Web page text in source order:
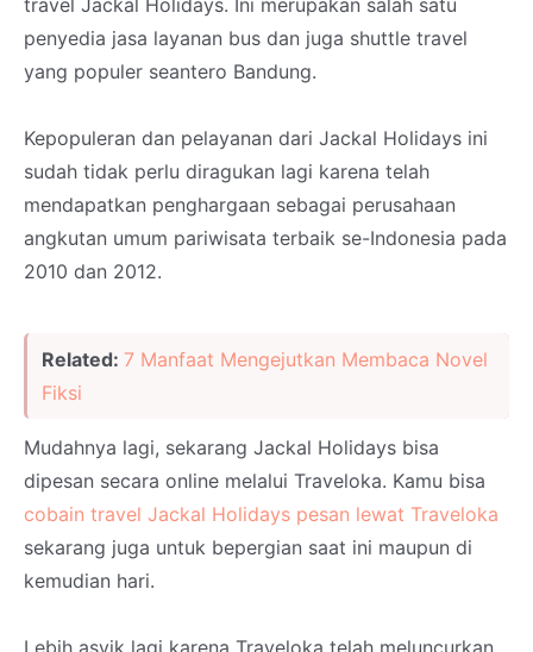
travel Jackal Holidays. Ini merupakan salah satu
penyedia jasa layanan bus dan juga shuttle travel
yang populer seantero Bandung.
Kepopuleran dan pelayanan dari Jackal Holidays ini
sudah tidak perlu diragukan lagi karena telah
mendapatkan penghargaan sebagai perusahaan
angkutan umum pariwisata terbaik se-Indonesia pada
2010 dan 2012.
Related: 7 Manfaat Mengejutkan Membaca Novel
Fiksi
Mudahnya lagi, sekarang Jackal Holidays bisa
dipesan secara online melalui Traveloka. Kamu bisa
cobain travel Jackal Holidays pesan lewat Traveloka
sekarang juga untuk bepergian saat ini maupun di
kemudian hari.